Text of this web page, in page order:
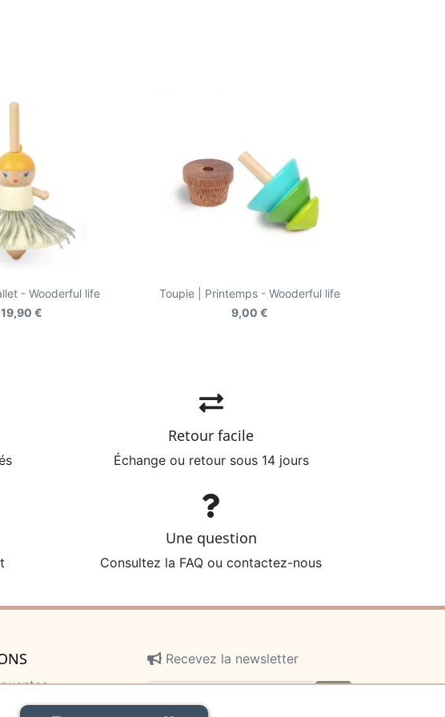
- Wooderful life
19,90 €
Toupie | Printemps - Wooderful life
9,00 €
Retour facile
Échange ou retour sous 14 jours
Une question
Consultez la FAQ ou contactez-nous
Recevez la newsletter